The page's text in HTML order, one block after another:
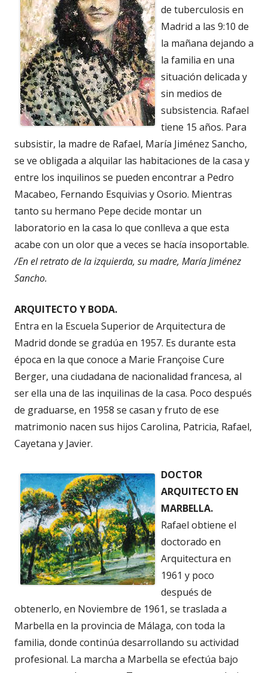
de tuberculosis en
Madrid a las 9:10 de
la mañana dejando a
la familia en una
situación delicada y
sin medios de
subsistencia. Rafael
tiene 15 años. Para
subsistir, la madre de Rafael, María Jiménez Sancho,
se ve obligada a alquilar las habitaciones de la casa y
entre los inquilinos se pueden encontrar a Pedro
Macabeo, Fernando Esquivias y Osorio. Mientras
tanto su hermano Pepe decide montar un
laboratorio en la casa lo que conlleva a que esta
acabe con un olor que a veces se hacía insoportable.
/En el retrato de la izquierda, su madre, María Jiménez
Sancho.
ARQUITECTO Y BODA.
Entra en la Escuela Superior de Arquitectura de
Madrid donde se gradúa en 1957. Es durante esta
época en la que conoce a Marie Françoise Cure
Berger, una ciudadana de nacionalidad francesa, al
ser ella una de las inquilinas de la casa. Poco después
de graduarse, en 1958 se casan y fruto de ese
matrimonio nacen sus hijos Carolina, Patricia, Rafael,
Cayetana y Javier.
DOCTOR
ARQUITECTO EN
MARBELLA.
Rafael obtiene el
doctorado en
Arquitectura en
1961 y poco
después de
obtenerlo, en Noviembre de 1961, se traslada a
Marbella en la provincia de Málaga, con toda la
familia, donde continúa desarrollando su actividad
profesional. La marcha a Marbella se efectúa bajo